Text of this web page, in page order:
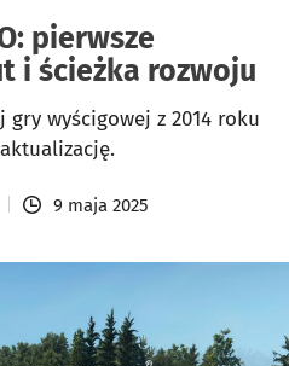
pierwsze
i ścieżka rozwoju
wyścigowej z 2014 roku
9 maja 2025